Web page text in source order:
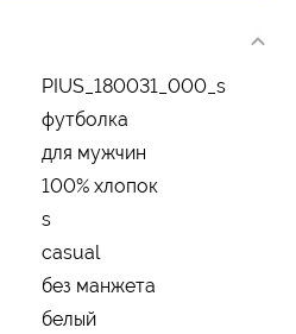
PIUS_180031_000_s
футболка
для мужчин
100% хлопок
s
casual
без манжета
белый